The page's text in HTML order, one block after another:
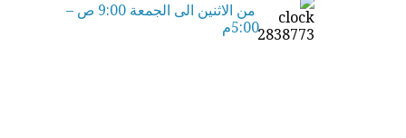
من الاثنين الى الجمعة 9:00 ص –
5:00م